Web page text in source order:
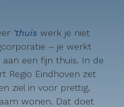
'thuis werk je niet
– je werkt
een fijn thuis. In de
Regio Eindhoven zet
ziel in voor prettig,
wonen. Dat doet